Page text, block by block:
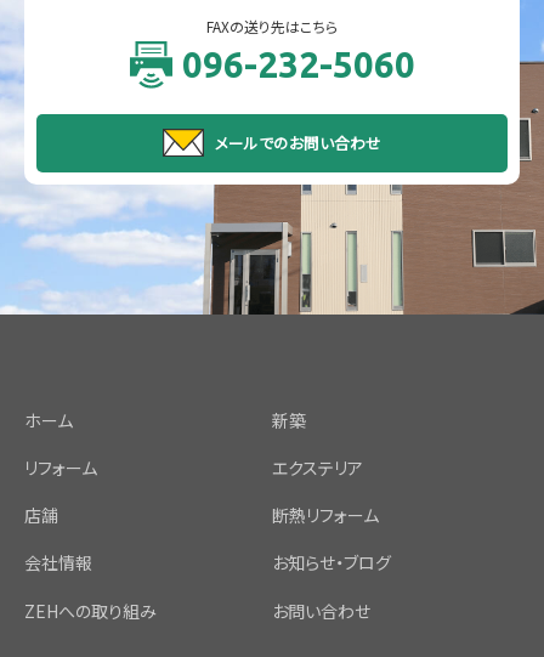
FAXの送り先はこちら
096-232-5060
メールでのお問い合わせ
ホーム
新築
リフォーム
エクステリア
店舗
断熱リフォーム
会社情報
お知らせ・ブログ
ZEHへの取り組み
お問い合わせ